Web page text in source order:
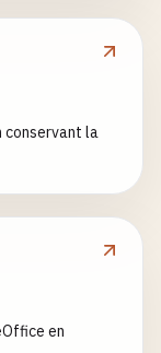
conservant la
en